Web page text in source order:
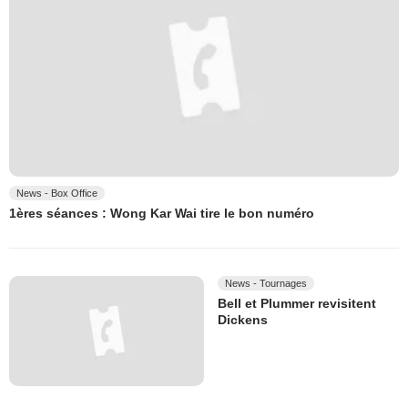
News - Box Office
1ères séances : Wong Kar Wai tire le bon numéro
News - Tournages
Bell et Plummer revisitent
Dickens